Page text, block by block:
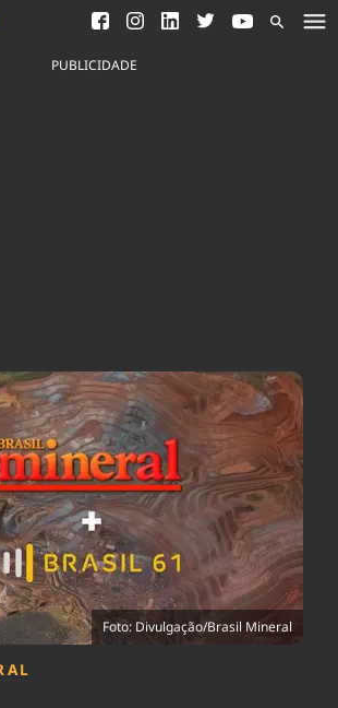
Saneamento
Indicadores
Comportamento
Cultura
Economia
Educação
Infraestrutura
Internacional
Meio Ambiente
Podcast
Política
Saúde
Tempo
PUBLICIDADE
Foto: Divulgação/Brasil Mineral